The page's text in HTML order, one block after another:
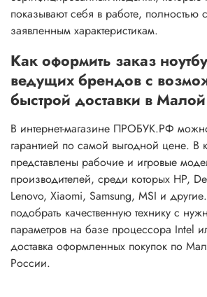
показывают себя в работе, полностью
заявленным характеристикам.
Как оформить заказ
ведущих брендов с
быстрой доставки в
В интернет-магазине ПРОБУК.РФ можно
гарантией по самой выгодной цене. В
представлены рабочие и игровые
производителей, среди которых HP,
Lenovo, Xiaomi, Samsung, MSI и
подобрать качественную технику с
параметров на базе процессора Intel
доставка оформленных покупок по
России.